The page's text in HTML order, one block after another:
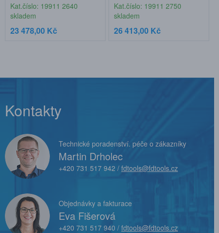
Kat.číslo: 19911 2640
skladem
23 478,00 Kč
Kat.číslo: 19911 2750
skladem
26 413,00 Kč
Kontakty
Technické poradenství. péče o zákazníky
Martin Drholec
+420 731 517 942 / fdtools@fdtools.cz
Objednávky a fakturace
Eva Fišerová
+420 731 517 940 / fdtools@fdtools.cz